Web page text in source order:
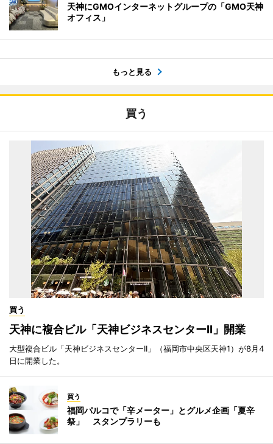
天神にGMOインターネットグループの「GMO天神
オフィス」
もっと見る
買う
買う
天神に複合ビル「天神ビジネスセンターII」開業
大型複合ビル「天神ビジネスセンターII」（福岡市中央区天神1）が8月4
日に開業した。
買う
福岡パルコで「辛メーター」とグルメ企画「夏辛
祭」 スタンプラリーも